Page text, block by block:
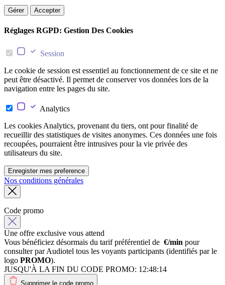
Gérer Accepter
Réglages RGPD: Gestion Des Cookies
Session
Le cookie de session est essentiel au fonctionnement de ce site et ne
peut être désactivé. Il permet de conserver vos données lors de la
navigation entre les pages du site.
Analytics
Les cookies Analytics, provenant du tiers, ont pour finalité de
recueillir des statistiques de visites anonymes. Ces données une fois
recoupées, pourraient être intrusives pour la vie privée des
utilisateurs du site.
Enregister mes preference
Nos conditions générales
Code promo
Une offre exclusive vous attend
Vous bénéficiez désormais du tarif préférentiel de €/min pour
consulter par Audiotel tous les voyants participants (identifiés par le
logo PROMO).
JUSQU'À LA FIN DU CODE PROMO: 12:48:14
Supprimer le code promo